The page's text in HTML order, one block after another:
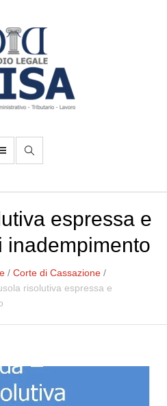
espressa e
inadempimento
/Corte di Cassazione /
risolutiva espressa e